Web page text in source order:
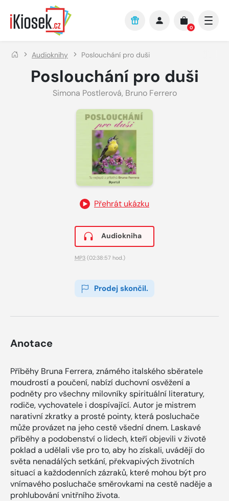
Přejít na hlavní obsah
0
Audioknihy Poslouchání pro duši
Poslouchání pro duši
Simona Postlerová, Bruno Ferrero
Přehrát ukázku
Audiokniha
MP3 (02:38:57 hod.)
Prodej skončil.
Anotace
Příběhy Bruna Ferrera, známého italského sběratele
moudrostí a poučení, nabízí duchovní osvěžení a
podněty pro všechny milovníky spirituální literatury,
rodiče, vychovatele i dospívající. Autor je mistrem
narativní zkratky a prosté pointy, která posluchače
může provázet na jeho cestě všední dnem. Laskavé
příběhy a podobenství o lidech, kteří objevili v životě
poklad a udělali vše pro to, aby ho získali, uvádějí do
světa nenadálých setkání, překvapivých životních
situací a každodenních zázraků, které mohou být pro
vnímavého posluchače směrovkami na cestě naděje a
prohlubování vnitřního života.